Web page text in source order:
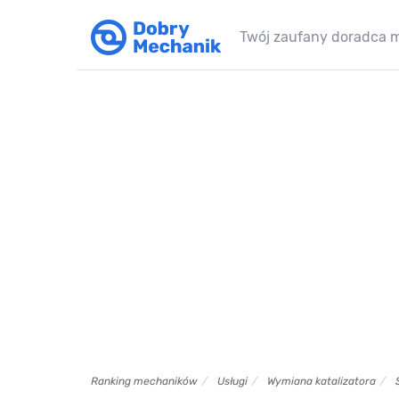
Twój zaufany doradca
Ranking mechaników Usługi Wymiana katalizatora